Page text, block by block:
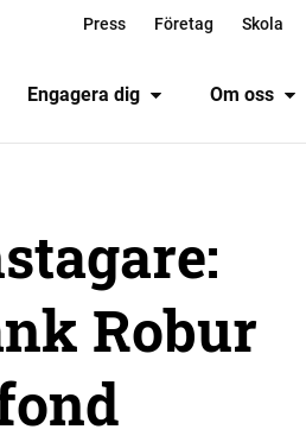
Press Företag Skola
Engagera dig Om oss
Robur